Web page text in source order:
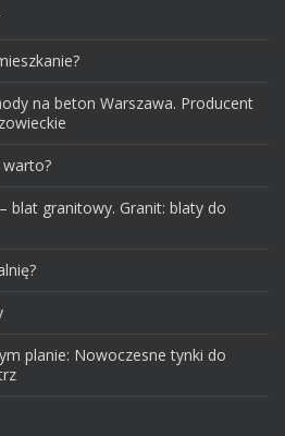
na beton Warszawa. Producent
blat granitowy. Granit: blaty do
planie: Nowoczesne tynki do